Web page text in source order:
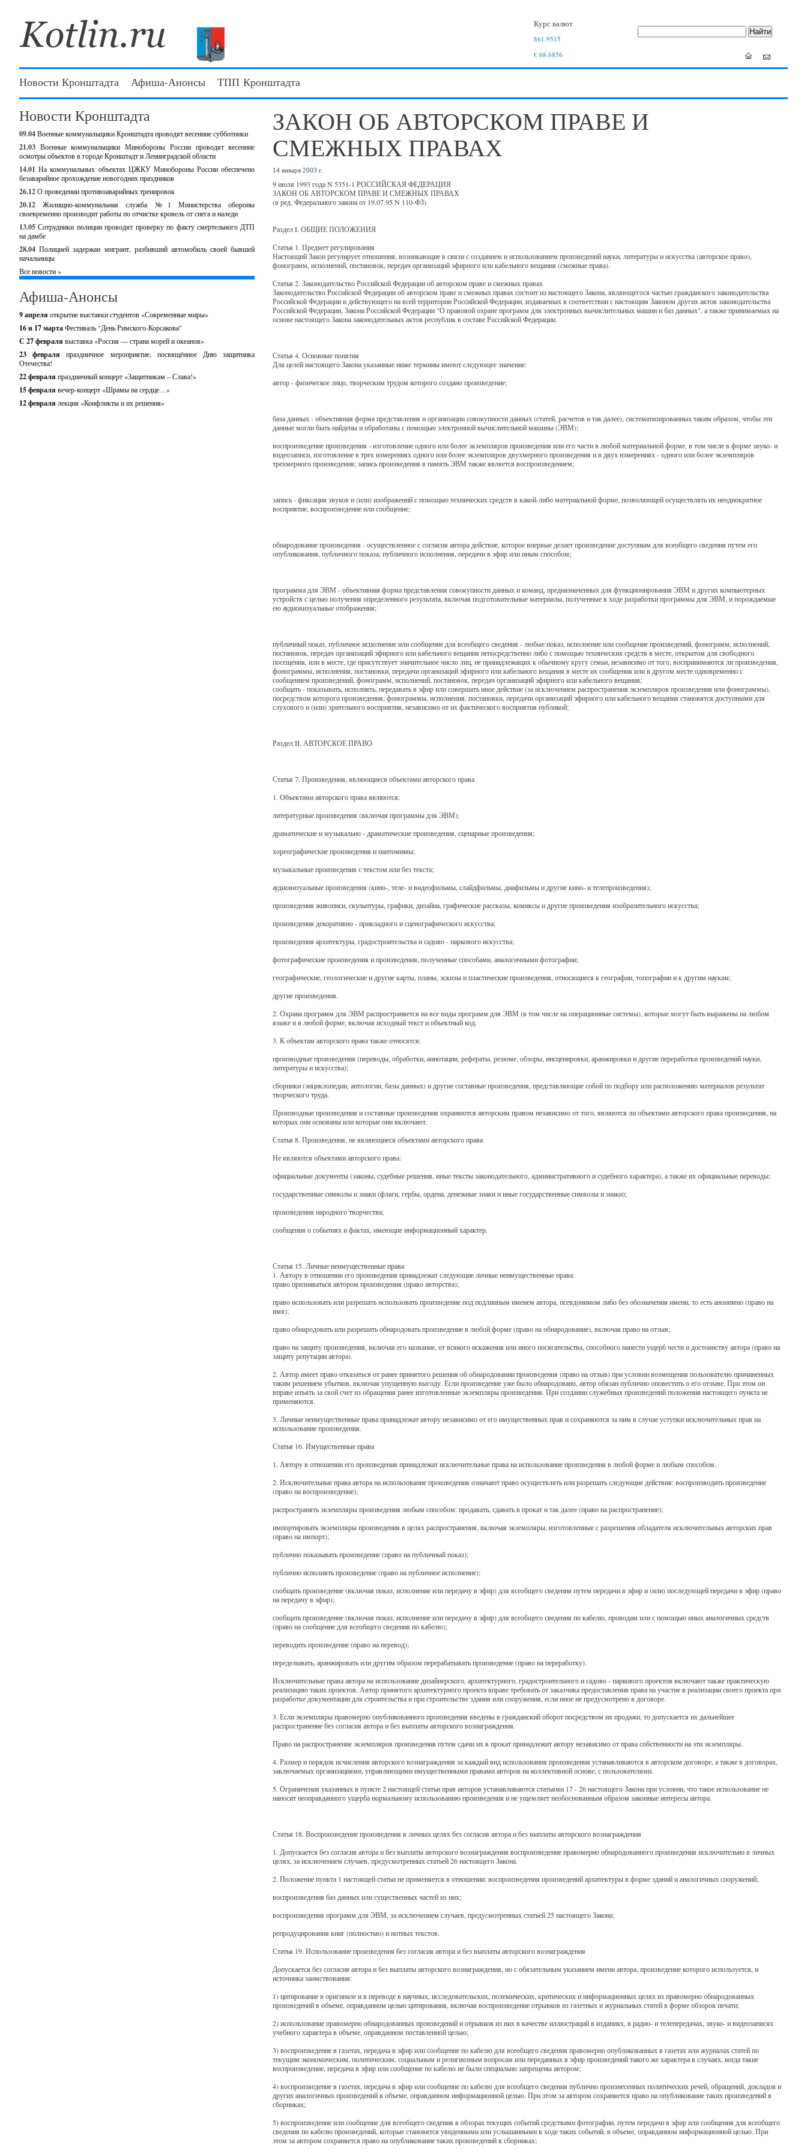
Курс валют
$61.9515
€ 68.6856
Новости Кронштадта Афиша-Анонсы ТПП Кронштадта
Новости Кронштадта
09.04Военные коммунальщики Кронштадта проводят весенние субботники
21.03 Военные коммунальщики Минобороны России проводят весенние
осмотры объектов в городе Кронштадт и Ленинградской области
14.01 На коммунальных объектах ЦЖКУ Минобороны России обеспечено
безаварийное прохождение новогодних праздников
26.12О проведении противоаварийных тренировок
20.12
Жилищно-коммунальная служба №1 Министерства обороны
своевременно производит работы по отчистке кровель от снега и наледи
13.05 Сотрудники полиции проводят проверку по факту смертельного ДТП
на дамбе
28.04 Полицией задержан мигрант, разбивший автомобиль своей бывшей
начальницы
Все новости »
Афиша-Анонсы
9 апреля открытие выставки студентов «Современные миры»
16 и 17 мартаФестиваль "День Римского-Корсакова"
С 27 февраля выставка «Россия — страна морей и океанов»
23 февраляпраздничное мероприятие, посвящённое Дню защитника
Отечества!
22 февраля праздничный концерт «Защитникам – Слава!»
15 февраля вечер-концерт «Шрамы на сердце…»
12 февраля лекция «Конфликты и их решения»
ЗАКОН ОБ АВТОРСКОМ ПРАВЕ И
СМЕЖНЫХ ПРАВАХ
14 января 2003 г.
9 июля 1993 года N 5351-1 РОССИЙСКАЯ ФЕДЕРАЦИЯ
ЗАКОН ОБ АВТОРСКОМ ПРАВЕ И СМЕЖНЫХ ПРАВАХ
(в ред. Федерального закона от 19.07.95 N 110-ФЗ)
Раздел I. ОБЩИЕ ПОЛОЖЕНИЯ
Статья 1. Предмет регулирования
Настоящий Закон регулирует отношения, возникающие в связи с созданием и использованием произведений науки, литературы и искусства (авторское право),
фонограмм, исполнений, постановок, передач организаций эфирного или кабельного вещания (смежные права).
Статья 2. Законодательство Российской Федерации об авторском праве и смежных правах
Законодательство Российской Федерации об авторском праве и смежных правах состоит из настоящего Закона, являющегося частью гражданского законодательства
Российской Федерации и действующего на всей территории Российской Федерации, издаваемых в соответствии с настоящим Законом других актов законодательства
Российской Федерации, Закона Российской Федерации "О правовой охране программ для электронных вычислительных машин и баз данных", а также принимаемых на
основе настоящего Закона законодательных актов республик в составе Российской Федерации.
Статья 4. Основные понятия
Для целей настоящего Закона указанные ниже термины имеют следующее значение:
автор - физическое лицо, творческим трудом которого создано произведение;
база данных - объективная форма представления и организации совокупности данных (статей, расчетов и так далее), систематизированных таким образом, чтобы эти
данные могли быть найдены и обработаны с помощью электронной вычислительной машины (ЭВМ);
воспроизведение произведения - изготовление одного или более экземпляров произведения или его части в любой материальной форме, в том числе в форме звуко- и
видеозаписи, изготовление в трех измерениях одного или более экземпляров двухмерного произведения и в двух измерениях - одного или более экземпляров
трехмерного произведения; запись произведения в память ЭВМ также является воспроизведением;
запись - фиксация звуков и (или) изображений с помощью технических средств в какой-либо материальной форме, позволяющей осуществлять их неоднократное
восприятие, воспроизведение или сообщение;
обнародование произведения - осуществленное с согласия автора действие, которое впервые делает произведение доступным для всеобщего сведения путем его
опубликования, публичного показа, публичного исполнения, передачи в эфир или иным способом;
программа для ЭВМ - объективная форма представления совокупности данных и команд, предназначенных для функционирования ЭВМ и других компьютерных
устройств с целью получения определенного результата, включая подготовительные материалы, полученные в ходе разработки программы для ЭВМ, и порождаемые
ею аудиовизуальные отображения;
публичный показ, публичное исполнение или сообщение для всеобщего сведения - любые показ, исполнение или сообщение произведений, фонограмм, исполнений,
постановок, передач организаций эфирного или кабельного вещания непосредственно либо с помощью технических средств в месте, открытом для свободного
посещения, или в месте, где присутствует значительное число лиц, не принадлежащих к обычному кругу семьи, независимо от того, воспринимаются ли произведения,
фонограммы, исполнения, постановки, передачи организаций эфирного или кабельного вещания в месте их сообщения или в другом месте одновременно с
сообщением произведений, фонограмм, исполнений, постановок, передач организаций эфирного или кабельного вещания;
сообщать - показывать, исполнять, передавать в эфир или совершать иное действие (за исключением распространения экземпляров произведения или фонограммы),
посредством которого произведения, фонограммы, исполнения, постановки, передачи организаций эфирного или кабельного вещания становятся доступными для
слухового и (или) зрительного восприятия, независимо от их фактического восприятия публикой;
Раздел II. АВТОРСКОЕ ПРАВО
Статья 7. Произведения, являющиеся объектами авторского права
1. Объектами авторского права являются:
литературные произведения (включая программы для ЭВМ);
драматические и музыкально - драматические произведения, сценарные произведения;
хореографические произведения и пантомимы;
музыкальные произведения с текстом или без текста;
аудиовизуальные произведения (кино-, теле- и видеофильмы, слайдфильмы, диафильмы и другие кино- и телепроизведения);
произведения живописи, скульптуры, графики, дизайна, графические рассказы, комиксы и другие произведения изобразительного искусства;
произведения декоративно - прикладного и сценографического искусства;
произведения архитектуры, градостроительства и садово - паркового искусства;
фотографические произведения и произведения, полученные способами, аналогичными фотографии;
географические, геологические и другие карты, планы, эскизы и пластические произведения, относящиеся к географии, топографии и к другим наукам;
другие произведения.
2. Охрана программ для ЭВМ распространяется на все виды программ для ЭВМ (в том числе на операционные системы), которые могут быть выражены на любом
языке и в любой форме, включая исходный текст и объектный код.
3. К объектам авторского права также относятся:
производные произведения (переводы, обработки, аннотации, рефераты, резюме, обзоры, инсценировки, аранжировки и другие переработки произведений науки,
литературы и искусства);
сборники (энциклопедии, антологии, базы данных) и другие составные произведения, представляющие собой по подбору или расположению материалов результат
творческого труда.
Производные произведения и составные произведения охраняются авторским правом независимо от того, являются ли объектами авторского права произведения, на
которых они основаны или которые они включают.
Статья 8. Произведения, не являющиеся объектами авторского права
Не являются объектами авторского права:
официальные документы (законы, судебные решения, иные тексты законодательного, административного и судебного характера), а также их официальные переводы;
государственные символы и знаки (флаги, гербы, ордена, денежные знаки и иные государственные символы и знаки);
произведения народного творчества;
сообщения о событиях и фактах, имеющие информационный характер.
Статья 15. Личные неимущественные права
1. Автору в отношении его произведения принадлежат следующие личные неимущественные права:
право признаваться автором произведения (право авторства);
право использовать или разрешать использовать произведение под подлинным именем автора, псевдонимом либо без обозначения имени, то есть анонимно (право на
имя);
право обнародовать или разрешать обнародовать произведение в любой форме (право на обнародование), включая право на отзыв;
право на защиту произведения, включая его название, от всякого искажения или иного посягательства, способного нанести ущерб чести и достоинству автора (право на
защиту репутации автора).
2. Автор имеет право отказаться от ранее принятого решения об обнародовании произведения (право на отзыв) при условии возмещения пользователю причиненных
таким решением убытков, включая упущенную выгоду. Если произведение уже было обнародовано, автор обязан публично оповестить о его отзыве. При этом он
вправе изъять за свой счет из обращения ранее изготовленные экземпляры произведения. При создании служебных произведений положения настоящего пункта не
применяются.
3. Личные неимущественные права принадлежат автору независимо от его имущественных прав и сохраняются за ним в случае уступки исключительных прав на
использование произведения.
Статья 16. Имущественные права
1. Автору в отношении его произведения принадлежат исключительные права на использование произведения в любой форме и любым способом.
2. Исключительные права автора на использование произведения означают право осуществлять или разрешать следующие действия: воспроизводить произведение
(право на воспроизведение);
распространять экземпляры произведения любым способом: продавать, сдавать в прокат и так далее (право на распространение);
импортировать экземпляры произведения в целях распространения, включая экземпляры, изготовленные с разрешения обладателя исключительных авторских прав
(право на импорт);
публично показывать произведение (право на публичный показ);
публично исполнять произведение (право на публичное исполнение);
сообщать произведение (включая показ, исполнение или передачу в эфир) для всеобщего сведения путем передачи в эфир и (или) последующей передачи в эфир (право
на передачу в эфир);
сообщать произведение (включая показ, исполнение или передачу в эфир) для всеобщего сведения по кабелю, проводам или с помощью иных аналогичных средств
(право на сообщение для всеобщего сведения по кабелю);
переводить произведение (право на перевод);
переделывать, аранжировать или другим образом перерабатывать произведение (право на переработку).
Исключительные права автора на использование дизайнерского, архитектурного, градостроительного и садово - паркового проектов включают также практическую
реализацию таких проектов. Автор принятого архитектурного проекта вправе требовать от заказчика предоставления права на участие в реализации своего проекта при
разработке документации для строительства и при строительстве здания или сооружения, если иное не предусмотрено в договоре.
3. Если экземпляры правомерно опубликованного произведения введены в гражданский оборот посредством их продажи, то допускается их дальнейшее
распространение без согласия автора и без выплаты авторского вознаграждения.
Право на распространение экземпляров произведения путем сдачи их в прокат принадлежит автору независимо от права собственности на эти экземпляры.
4. Размер и порядок исчисления авторского вознаграждения за каждый вид использования произведения устанавливаются в авторском договоре, а также в договорах,
заключаемых организациями, управляющими имущественными правами авторов на коллективной основе, с пользователями.
5. Ограничения указанных в пункте 2 настоящей статьи прав авторов устанавливаются статьями 17 - 26 настоящего Закона при условии, что такое использование не
наносит неоправданного ущерба нормальному использованию произведения и не ущемляет необоснованным образом законные интересы автора.
Статья 18. Воспроизведение произведения в личных целях без согласия автора и без выплаты авторского вознаграждения
1. Допускается без согласия автора и без выплаты авторского вознаграждения воспроизведение правомерно обнародованного произведения исключительно в личных
целях, за исключением случаев, предусмотренных статьей 26 настоящего Закона.
2. Положение пункта 1 настоящей статьи не применяется в отношении: воспроизведения произведений архитектуры в форме зданий и аналогичных сооружений;
воспроизведения баз данных или существенных частей из них;
воспроизведения программ для ЭВМ, за исключением случаев, предусмотренных статьей 25 настоящего Закона;
репродуцирования книг (полностью) и нотных текстов.
Статья 19. Использование произведения без согласия автора и без выплаты авторского вознаграждения
Допускается без согласия автора и без выплаты авторского вознаграждения, но с обязательным указанием имени автора, произведение которого используется, и
источника заимствования:
1) цитирование в оригинале и в переводе в научных, исследовательских, полемических, критических и информационных целях из правомерно обнародованных
произведений в объеме, оправданном целью цитирования, включая воспроизведение отрывков из газетных и журнальных статей в форме обзоров печати;
2) использование правомерно обнародованных произведений и отрывков из них в качестве иллюстраций в изданиях, в радио- и телепередачах, звуко- и видеозаписях
учебного характера в объеме, оправданном поставленной целью;
3) воспроизведение в газетах, передача в эфир или сообщение по кабелю для всеобщего сведения правомерно опубликованных в газетах или журналах статей по
текущим экономическим, политическим, социальным и религиозным вопросам или переданных в эфир произведений такого же характера в случаях, когда такие
воспроизведение, передача в эфир или сообщение по кабелю не были специально запрещены автором;
4) воспроизведение в газетах, передача в эфир или сообщение по кабелю для всеобщего сведения публично произнесенных политических речей, обращений, докладов и
других аналогичных произведений в объеме, оправданном информационной целью. При этом за автором сохраняется право на опубликование таких произведений в
сборниках;
5) воспроизведение или сообщение для всеобщего сведения в обзорах текущих событий средствами фотографии, путем передачи в эфир или сообщения для всеобщего
сведения по кабелю произведений, которые становятся увиденными или услышанными в ходе таких событий, в объеме, оправданном информационной целью. При
этом за автором сохраняется право на опубликование таких произведений в сборниках;